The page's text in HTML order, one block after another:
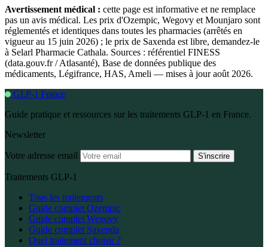
Avertissement médical : cette page est informative et ne remplace
pas un avis médical. Les prix d'Ozempic, Wegovy et Mounjaro sont
réglementés et identiques dans toutes les pharmacies (arrêtés en
vigueur au 15 juin 2026) ; le prix de Saxenda est libre, demandez-le
à Selarl Pharmacie Cathala. Sources : référentiel FINESS
(data.gouv.fr / Atlasanté), Base de données publique des
médicaments, Légifrance, HAS, Ameli — mises à jour août 2026.
GLP-1 France
Guide pratique et ressources sur les traitements GLP-1 en France.
Newsletter
Votre adresse email S'inscrire
Traitements GLP-1
Tous les traitements
Guide complet Ozempic
Guide complet Wegovy
Guide complet Saxenda
Quel traitement choisir ?